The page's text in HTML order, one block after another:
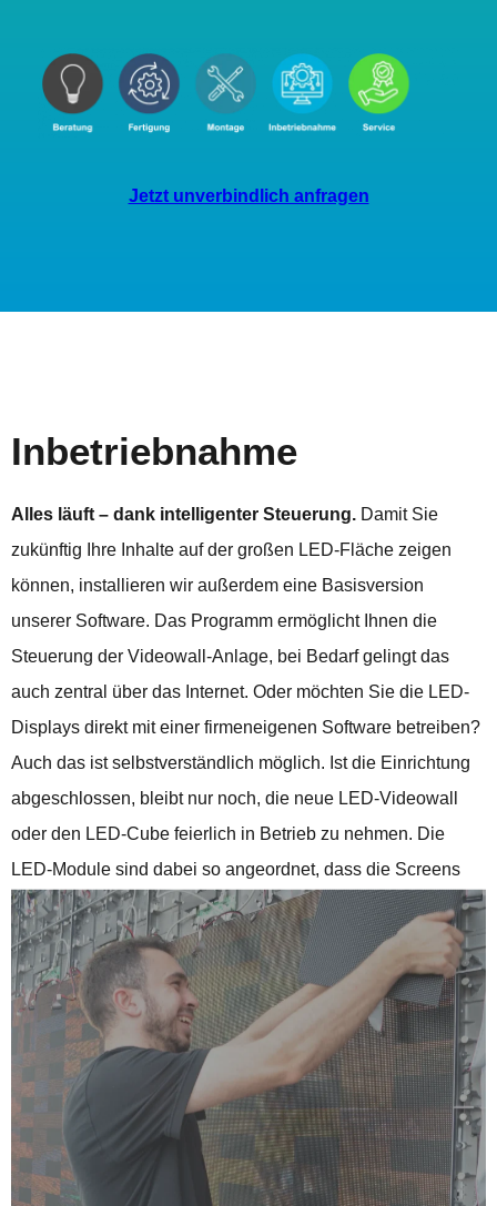
Jetzt unverbindlich anfragen
Inbetriebnahme
Alles läuft – dank intelligenter Steuerung. Damit Sie
zukünftig Ihre Inhalte auf der großen LED-Fläche zeigen
können, installieren wir außerdem eine Basisversion
unserer Software. Das Programm ermöglicht Ihnen die
Steuerung der Videowall-Anlage, bei Bedarf gelingt das
auch zentral über das Internet. Oder möchten Sie die LED-
Displays direkt mit einer firmeneigenen Software betreiben?
Auch das ist selbstverständlich möglich. Ist die Einrichtung
abgeschlossen, bleibt nur noch, die neue LED-Videowall
oder den LED-Cube feierlich in Betrieb zu nehmen. Die
LED-Module sind dabei so angeordnet, dass die Screens
ein hochwertiges visuelles Gesamtbild ergeben.